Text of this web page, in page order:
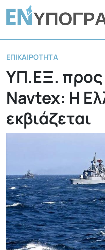
ΕΠΙΚΑΙΡΌΤΗΤΑ
ΥΠ.ΕΞ. προς
Navtex: Η
εκβιάζεται